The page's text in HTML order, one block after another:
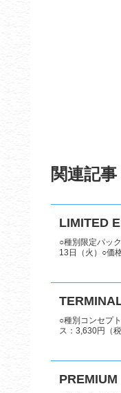
関連記事
LIMITED
○種別限定パッ
13日（火）○価
○種別コンセプ
ス：3,630円（
PREMIUM